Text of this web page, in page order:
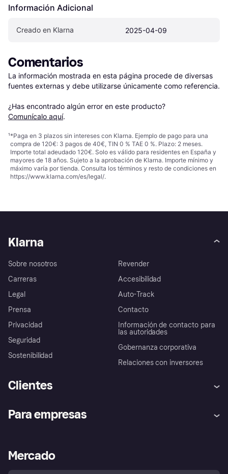
Información Adicional
Creado en Klarna 2025-04-09
Comentarios
La información mostrada en esta página procede de diversas
fuentes externas y debe utilizarse únicamente como referencia.
¿Has encontrado algún error en este producto?
Comunícalo aquí.
¹*Paga en 3 plazos sin intereses con Klarna. Ejemplo de pago para una
compra de 120€: 3 pagos de 40€, TIN 0 % TAE 0 %. Plazo: 2 meses.
Importe total adeudado 120€. Solo es válido para residentes en España y
mayores de 18 años. Sujeto a la aprobación de Klarna. Importe mínimo y
máximo varía por tienda. Consulta los términos y resto de condiciones en
https://www.klarna.com/es/legal/.
Klarna
Sobre nosotros
Carreras
Legal
Prensa
Privacidad
Seguridad
Sostenibilidad
Revender
Accesibilidad
Auto-Track
Contacto
Información de contacto para
las autoridades
Gobernanza corporativa
Relaciones con inversores
Clientes
Inicio de sesión
Directorio de tiendas
Política de protección al
Para empresas
Acceso empresas
Mercado